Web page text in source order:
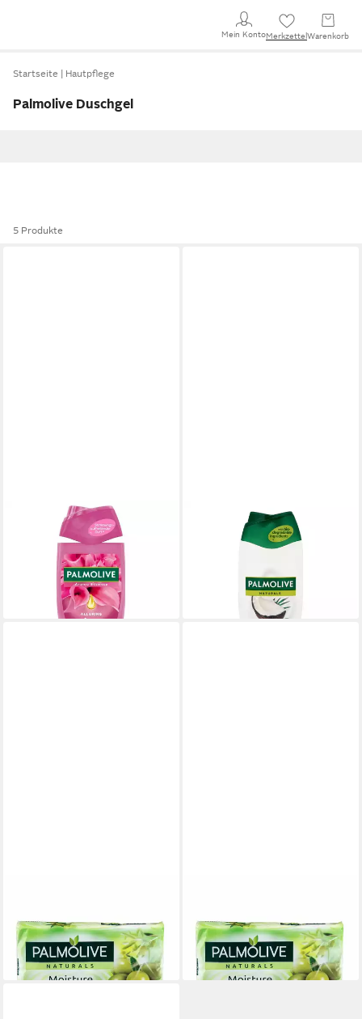
Mein KontoMerkzettel Warenkorb
Startseite Hautpflege
Palmolive Duschgel
5 Produkte
PALMOLIVE
Duschgel
(11,08 €/ 1 l)
lieferbar - in 3-4 Werktagen bei dir
Duschgel Naturals Kokosnuss
(40,40 €/ 1 l)
lieferbar - in 4-5 Werktagen bei dir
3x90g
8,68 €
lieferbar in 3 Wochen
3x90g
13,10 €
lieferbar in 3 Wochen